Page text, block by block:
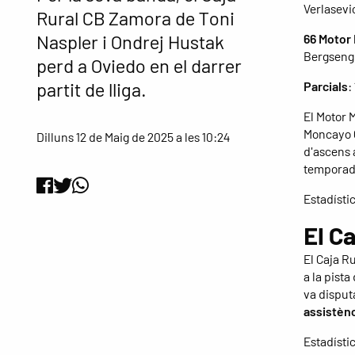
Rural CB Zamora de Toni
Naspler i Ondrej Hustak
perd a Oviedo en el darrer
partit de lliga.
Dilluns 12 de Maig de 2025 a les 10:24
66 Motor
Parcials:
El Motor
d'ascens
El
El Caja
a la pista
va